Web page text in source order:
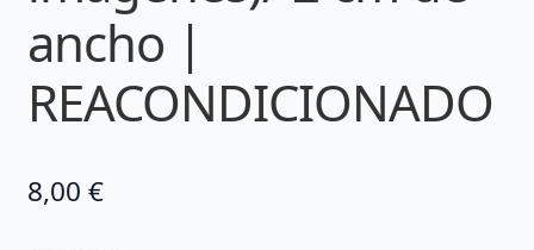
ancho |
REACONDICIONADO
8,00 €